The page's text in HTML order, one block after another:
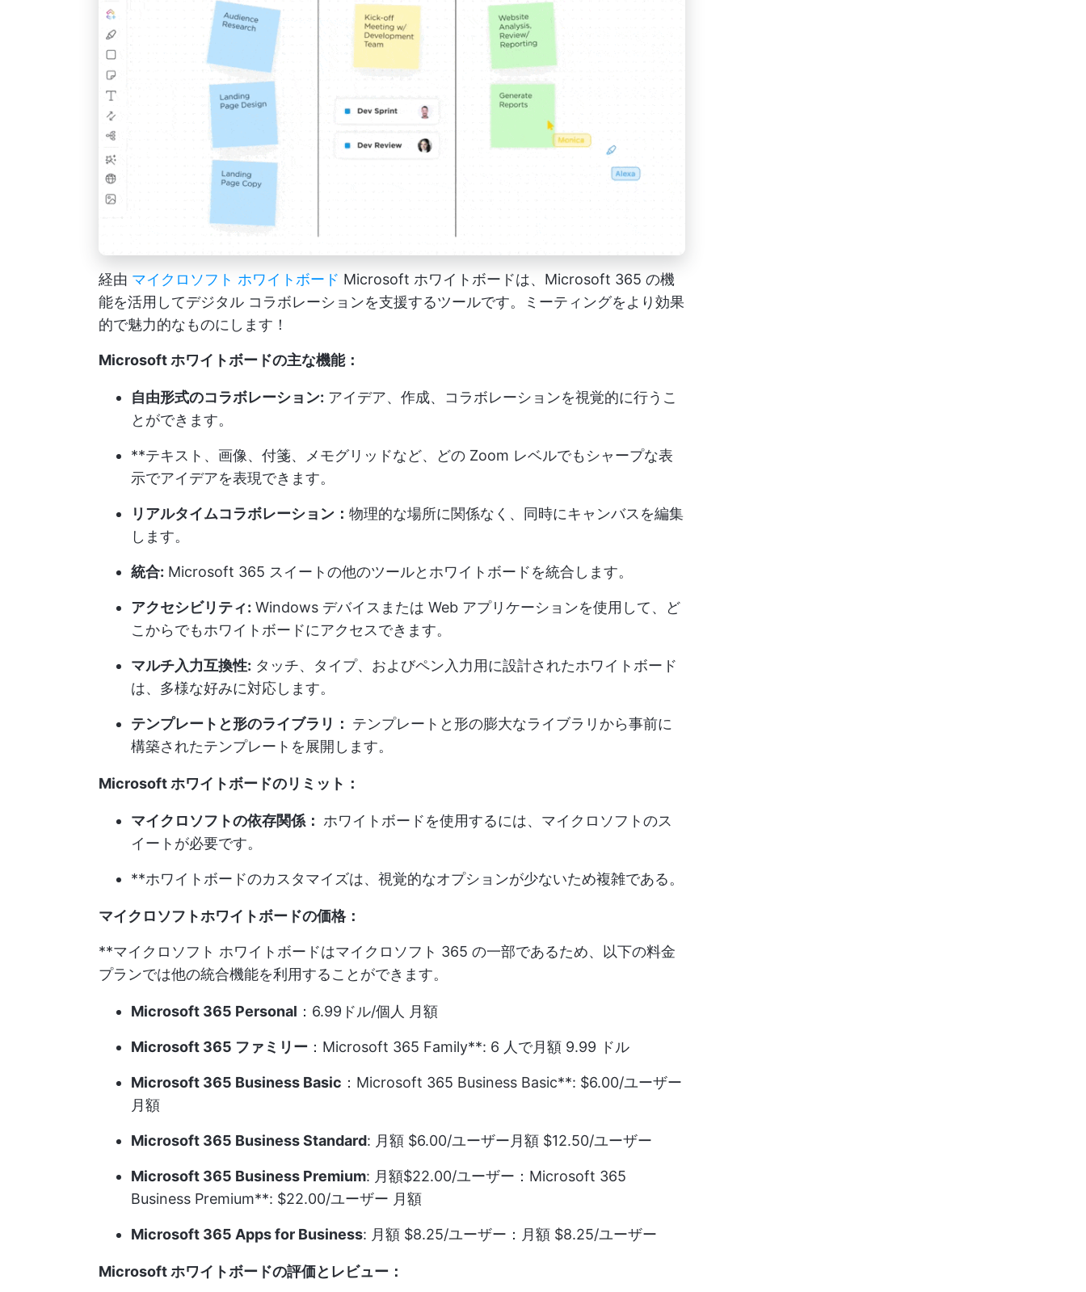
経由 マイクロソフト ホワイトボード Microsoft ホワイトボードは、Microsoft 365 の機
能を活用してデジタル コラボレーションを支援するツールです。ミーティングをより効果
的で魅力的なものにします！
Microsoft ホワイトボードの主な機能：
自由形式のコラボレーション: アイデア、作成、コラボレーションを視覚的に行うこ
とができます。
**テキスト、画像、付箋、メモグリッドなど、どの Zoom レベルでもシャープな表
示でアイデアを表現できます。
リアルタイムコラボレーション： 物理的な場所に関係なく、同時にキャンバスを編集
します。
統合: Microsoft 365 スイートの他のツールとホワイトボードを統合します。
アクセシビリティ: Windows デバイスまたは Web アプリケーションを使用して、ど
こからでもホワイトボードにアクセスできます。
マルチ入力互換性: タッチ、タイプ、およびペン入力用に設計されたホワイトボード
は、多様な好みに対応します。
テンプレートと形のライブラリ： テンプレートと形の膨大なライブラリから事前に
構築されたテンプレートを展開します。
Microsoft ホワイトボードのリミット：
マイクロソフトの依存関係： ホワイトボードを使用するには、マイクロソフトのス
イートが必要です。
**ホワイトボードのカスタマイズは、視覚的なオプションが少ないため複雑である。
マイクロソフトホワイトボードの価格：
**マイクロソフト ホワイトボードはマイクロソフト 365 の一部であるため、以下の料金
プランでは他の統合機能を利用することができます。
Microsoft 365 Personal ：6.99ドル/個人 月額
Microsoft 365 ファミリー ：Microsoft 365 Family**: 6 人で月額 9.99 ドル
Microsoft 365 Business Basic ：Microsoft 365 Business Basic**: $6.00/ユーザー
月額
Microsoft 365 Business Standard: 月額 $6.00/ユーザー月額 $12.50/ユーザー
Microsoft 365 Business Premium: 月額$22.00/ユーザー：Microsoft 365
Business Premium**: $22.00/ユーザー 月額
Microsoft 365 Apps for Business: 月額 $8.25/ユーザー：月額 $8.25/ユーザー
Microsoft ホワイトボードの評価とレビュー：